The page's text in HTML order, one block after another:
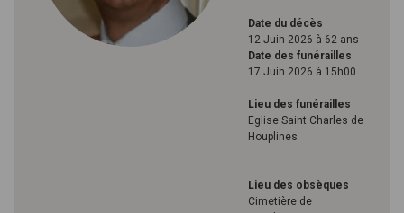
Date du décès
12 Juin 2026 à 62 ans
Date des funérailles
17 Juin 2026 à 15h00
Lieu des funérailles
Eglise Saint Charles de
Houplines
Lieu des obsèques
Cimetière de